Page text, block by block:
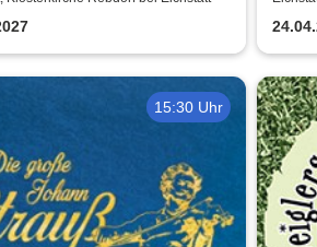
15:30 Uhr